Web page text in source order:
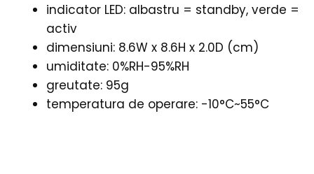
indicator LED: albastru = standby, verde =
activ
dimensiuni: 8.6W x 8.6H x 2.0D (cm)
umiditate: 0%RH-95%RH
greutate: 95g
temperatura de operare: -10°C~55°C